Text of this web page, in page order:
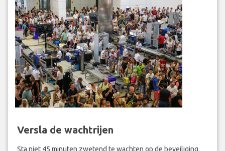
Versla de wachtrijen
Sta niet 45 minuten zwetend te wachten op de beveiliging.